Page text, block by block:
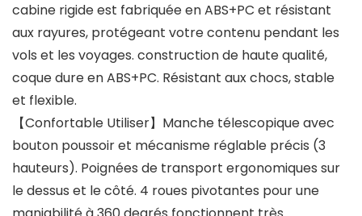
cabine rigide est fabriquée en ABS+PC et résistant
aux rayures, protégeant votre contenu pendant les
vols et les voyages. construction de haute qualité,
coque dure en ABS+PC. Résistant aux chocs, stable
et flexible.
【Confortable Utiliser】Manche télescopique avec
bouton poussoir et mécanisme réglable précis (3
hauteurs). Poignées de transport ergonomiques sur
le dessus et le côté. 4 roues pivotantes pour une